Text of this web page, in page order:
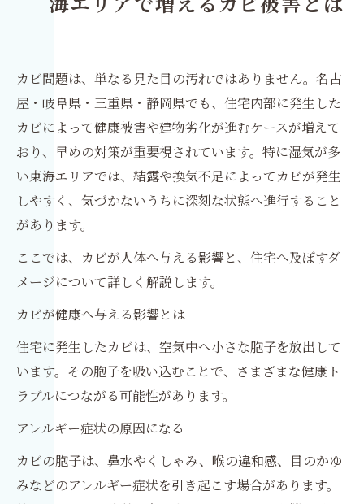
カビ問題は、単なる見た目の汚れではありません。名古
屋・岐阜県・三重県・静岡県でも、住宅内部に発生した
カビによって健康被害や建物劣化が進むケースが増えて
おり、早めの対策が重要視されています。特に湿気が多
い東海エリアでは、結露や換気不足によってカビが発生
しやすく、気づかないうちに深刻な状態へ進行すること
があります。
ここでは、カビが人体へ与える影響と、住宅へ及ぼすダ
メージについて詳しく解説します。
カビが健康へ与える影響とは
住宅に発生したカビは、空気中へ小さな胞子を放出して
います。その胞子を吸い込むことで、さまざまな健康ト
ラブルにつながる可能性があります。
アレルギー症状の原因になる
カビの胞子は、鼻水やくしゃみ、喉の違和感、目のかゆ
みなどのアレルギー症状を引き起こす場合があります。